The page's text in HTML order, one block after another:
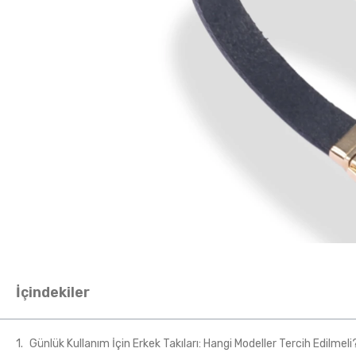
İçindekiler
Günlük Kullanım İçin Erkek Takıları: Hangi Modeller Tercih